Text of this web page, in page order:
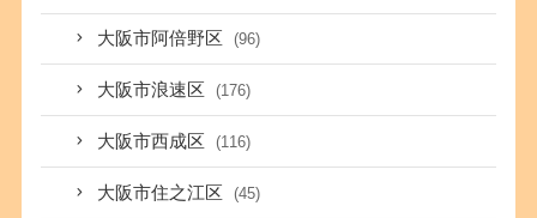
大阪市阿倍野区 (96)
大阪市浪速区 (176)
大阪市西成区 (116)
大阪市住之江区 (45)